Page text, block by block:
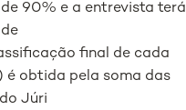
90% e a entrevista terá
final de cada
é obtida pela soma das
Júri